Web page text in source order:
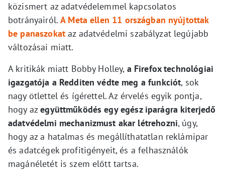
közismert az adatvédelemmel kapcsolatos
botrányairól.A Meta ellen 11 országban nyújtottak
be panaszokataz adatvédelmi szabályzat legújabb
változásai miatt.
A kritikák miatt Bobby Holley, a Firefox technológiai
igazgatója a Redditen védte meg a funkciót, sok
nagy ötlettel és ígérettel. Az érvelés egyik pontja,
hogy azegyüttműködés egy egész iparágra kiterjedő
adatvédelmi mechanizmust akar létrehozni, úgy,
hogy az a hatalmas és megállíthatatlan reklámipar
és adatcégek profitigényeit, és a felhasználók
magánéletét is szem előtt tartsa.